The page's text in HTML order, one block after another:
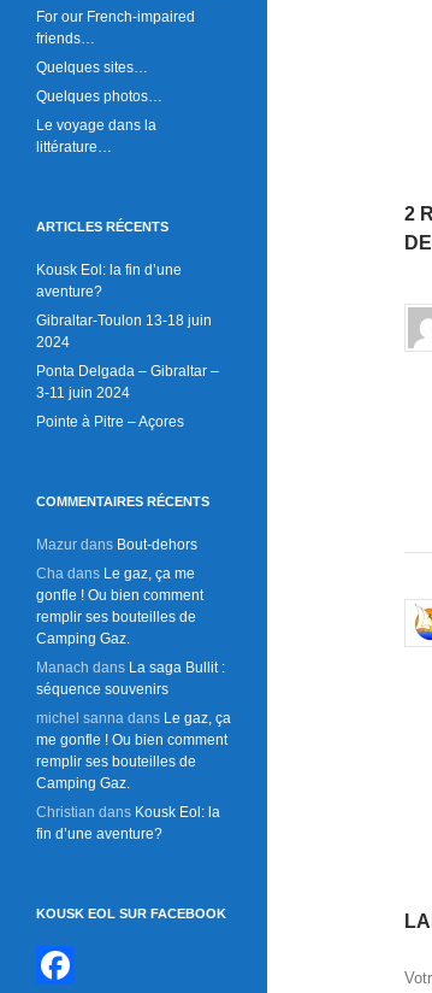
2
For our French-impaired
friends…
Quelques sites…
Quelques photos…
Le voyage dans la
littérature…
ARTICLES RÉCENTS
Kousk Eol: la fin d’une
aventure?
Gibraltar-Toulon 13-18 juin
2024
Ponta Delgada – Gibraltar –
3-11 juin 2024
Pointe à Pitre – Açores
COMMENTAIRES RÉCENTS
Mazur dans Bout-dehors
Cha dans Le gaz, ça me
gonfle ! Ou bien comment
remplir ses bouteilles de
Camping Gaz.
Manach dans La saga Bullit :
séquence souvenirs
michel sanna dans Le gaz, ça
me gonfle ! Ou bien comment
remplir ses bouteilles de
Camping Gaz.
Christian dans Kousk Eol: la
fin d’une aventure?
KOUSK EOL SUR FACEBOOK